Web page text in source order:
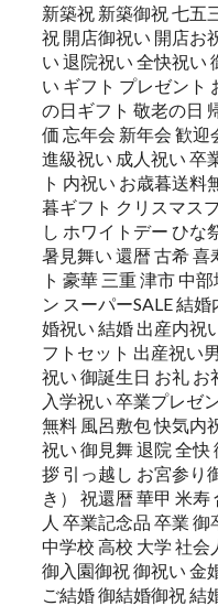
新築祝 新築御祝 七五
祝 開店御祝い 開店お
い 退院祝い 全快祝い
い ギフト プレゼント
の日ギフト 敬老の日
価 忘年会 新年会 歓迎
進級祝い 成人祝い 卒
ト 内祝い お歳暮送料
暮ギフト クリスマス
し ホワイトデー ひな
暑見舞い 還暦 古希 喜
ト 豪華 三重 津市 中
ン スーパーSALE 結
婚祝い 結婚 出産内祝
フトセット 出産祝い
祝い 御誕生日 お礼
入学祝い 卒業プレゼ
無料 風呂敷包 快気内
祝い 御見舞 退院 全
拶 引っ越し お宮参り
き） 祝還暦 華甲 米
人 卒業記念品 卒業
中学校 高校 大学 社会
御入園御祝 御祝い 金
ご結婚 御結婚御祝 結